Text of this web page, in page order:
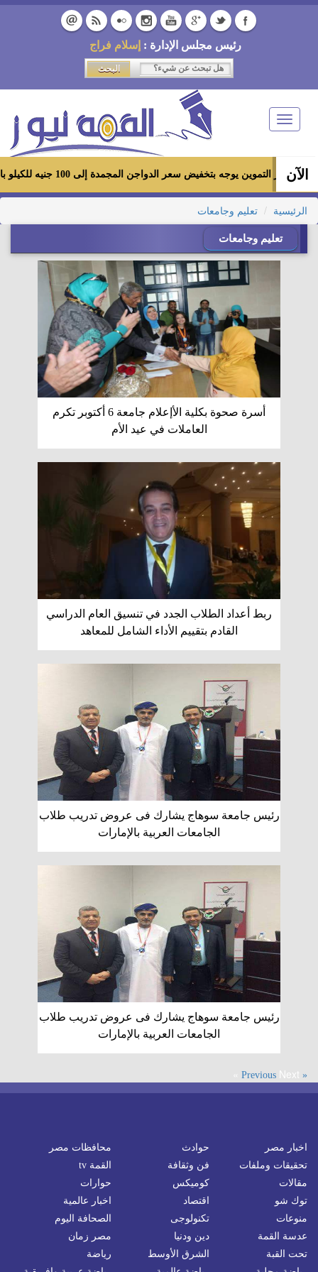
رئيس مجلس الإدارة : إسلام فراج
Toggle
navigation
الآن
وزير التموين يوجه بتخفيض سعر الدواجن المجمدة إلى 100 جنيه للكيلو بالمجمعات الاستهلاكية ومعارض «أهلاً رمضان»
الرئيسية تعليم وجامعات
تعليم وجامعات
أسرة صحوة بكلية الأإعلام جامعة 6 أكتوبر تكرم
العاملات في عيد الأم
ربط أعداد الطلاب الجدد في تنسيق العام الدراسي
القادم بتقييم الأداء الشامل للمعاهد
رئيس جامعة سوهاج يشارك فى عروض تدريب طلاب
الجامعات العربية بالإمارات
رئيس جامعة سوهاج يشارك فى عروض تدريب طلاب
الجامعات العربية بالإمارات
« Previous
Next »
اخبار مصر حوادث
محافظات مصر
تحقيقات وملفات
فن وثقافة
القمة tv
مقالات
كوميكس
حوارات
توك شو
اقتصاد
اخبار عالمية
منوعات
تكنولوجى
الصحافة اليوم
عدسة القمة
دين ودنيا
مصر زمان
تحت القبة
الشرق الأوسط
رياضة